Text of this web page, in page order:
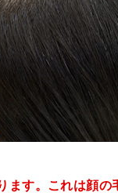
す。これは顔の